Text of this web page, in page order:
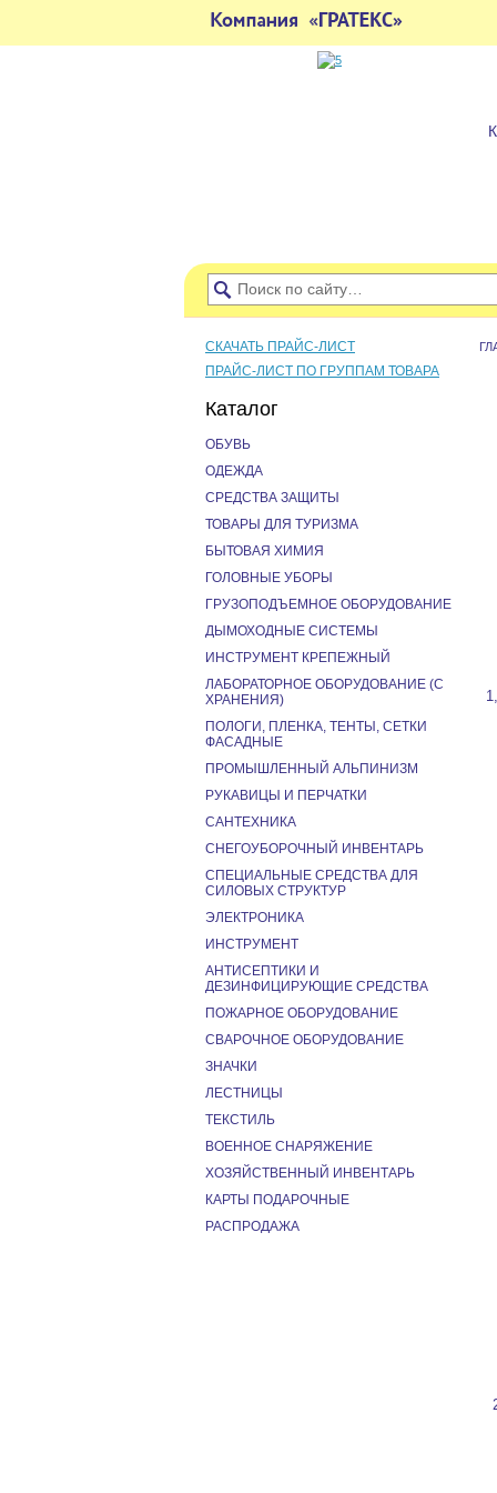
СКАЧАТЬ ПРАЙС-ЛИСТ
ПРАЙС-ЛИСТ ПО ГРУППАМ ТОВАРА
Каталог
ОБУВЬ
ОДЕЖДА
СРЕДСТВА ЗАЩИТЫ
ТОВАРЫ ДЛЯ ТУРИЗМА
БЫТОВАЯ ХИМИЯ
ГОЛОВНЫЕ УБОРЫ
ГРУЗОПОДЪЕМНОЕ ОБОРУДОВАНИЕ
ДЫМОХОДНЫЕ СИСТЕМЫ
ИНСТРУМЕНТ КРЕПЕЖНЫЙ
ЛАБОРАТОРНОЕ ОБОРУДОВАНИЕ (С
ХРАНЕНИЯ)
ПОЛОГИ, ПЛЕНКА, ТЕНТЫ, СЕТКИ
ФАСАДНЫЕ
ПРОМЫШЛЕННЫЙ АЛЬПИНИЗМ
РУКАВИЦЫ И ПЕРЧАТКИ
САНТЕХНИКА
СНЕГОУБОРОЧНЫЙ ИНВЕНТАРЬ
СПЕЦИАЛЬНЫЕ СРЕДСТВА ДЛЯ
СИЛОВЫХ СТРУКТУР
ЭЛЕКТРОНИКА
ИНСТРУМЕНТ
АНТИСЕПТИКИ И
ДЕЗИНФИЦИРУЮЩИЕ СРЕДСТВА
ПОЖАРНОЕ ОБОРУДОВАНИЕ
СВАРОЧНОЕ ОБОРУДОВАНИЕ
ЗНАЧКИ
ЛЕСТНИЦЫ
ТЕКСТИЛЬ
ВОЕННОЕ СНАРЯЖЕНИЕ
ХОЗЯЙСТВЕННЫЙ ИНВЕНТАРЬ
КАРТЫ ПОДАРОЧНЫЕ
РАСПРОДАЖА